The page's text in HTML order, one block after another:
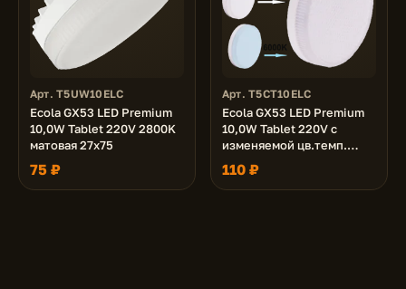
Арт. T5UW10ELC
Ecola GX53 LED Premium
10,0W Tablet 220V 2800K
матовая 27x75
75 ₽
Арт. T5CT10ELC
Ecola GX53 LED Premium
10,0W Tablet 220V с
изменяемой цв.темп.
(2700/4200/6000K)
матовая 27x75
110 ₽